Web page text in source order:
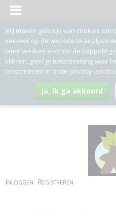
Inloggen Registreren
Wij maken gebruik van cookies
verkeer op de website te
laten werken en voor de koppeling
klikken, geef je toestemming voor
omschreven in onze privacy- en
Ja, ik ga akkoord